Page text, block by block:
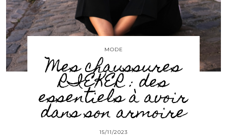
Sélection de
calendriers de
l’avent 2023
11/11/2023